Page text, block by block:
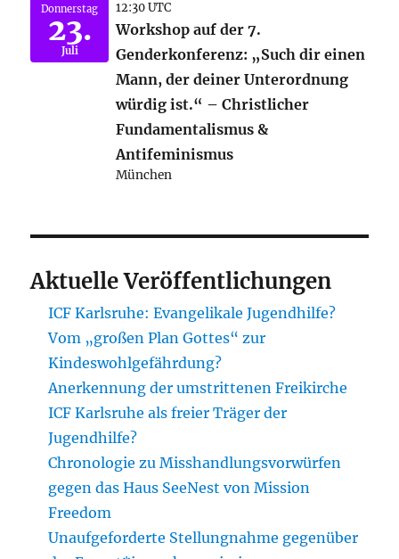
Donnerstag
23.
Juli
12:30 UTC
Workshop auf der 7.
Genderkonferenz: „Such dir einen
Mann, der deiner Unterordnung
würdig ist.“ – Christlicher
Fundamentalismus &
Antifeminismus
München
Aktuelle Veröffentlichungen
ICF Karlsruhe: Evangelikale Jugendhilfe?
Vom „großen Plan Gottes“ zur
Kindeswohlgefährdung?
Anerkennung der umstrittenen Freikirche
ICF Karlsruhe als freier Träger der
Jugendhilfe?
Chronologie zu Misshandlungsvorwürfen
gegen das Haus SeeNest von Mission
Freedom
Unaufgeforderte Stellungnahme gegenüber